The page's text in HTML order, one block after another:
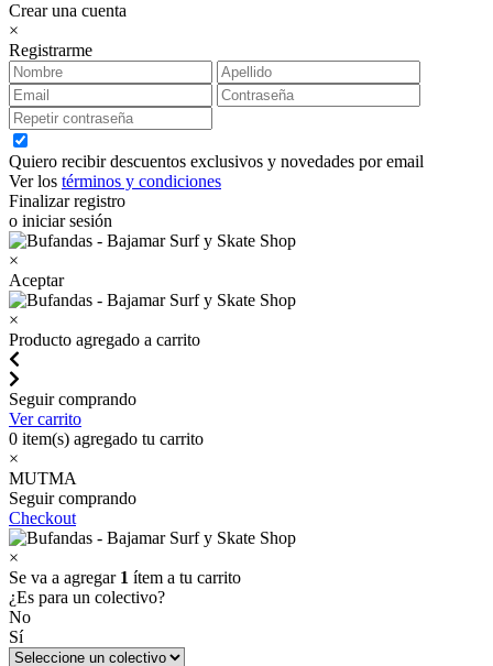
Crear una cuenta
×
Registrarme
Quiero recibir descuentos exclusivos y novedades por email
Ver los términos y condiciones
Finalizar registro
o iniciar sesión
×
Aceptar
×
Producto agregado a carrito
Seguir comprando
Ver carrito
0 item(s) agregado tu carrito
×
MUTMA
Seguir comprando
Checkout
×
Se va a agregar 1 ítem a tu carrito
¿Es para un colectivo?
No
Sí